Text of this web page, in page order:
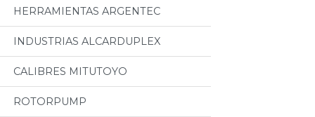
HERRAMIENTAS ARGENTEC
INDUSTRIAS ALCARDUPLEX
CALIBRES MITUTOYO
ROTORPUMP